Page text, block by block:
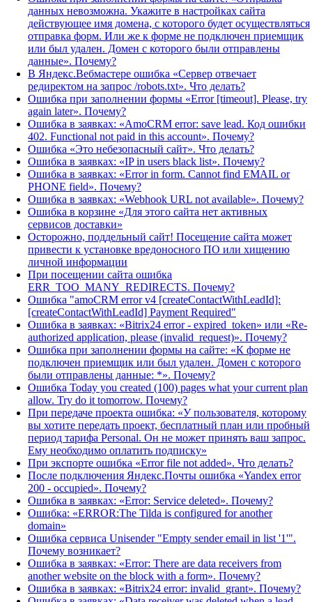
данных невозможна. Укажите в настройках сайта
действующее имя домена, с которого будет осуществляться
отправка форм. Или же к форме не подключен приемщик
или был удален. Домен с которого были отправлены
данные». Почему?
В Яндекс.Вебмастере ошибка «Сервер отвечает
редиректом на запрос /robots.txt». Что делать?
Ошибка при заполнении формы «Error [timeout]. Please, try
again later». Почему?
Ошибка в заявках: «AmoCRM error: save lead. Код ошибки
402. Functional not paid in this account». Почему?
Ошибка «Это небезопасный сайт». Что делать?
Ошибка в заявках: «IP in users black list». Почему?
Ошибка в заявках: «Error in form. Cannot find EMAIL or
PHONE field». Почему?
Ошибка в заявках: «Webhook URL not available». Почему?
Ошибка в корзине «Для этого сайта нет активных
сервисов доставки»
Осторожно, поддельный сайт! Посещение сайта может
привести к установке вредоносного ПО или хищению
личной информации
При посещении сайта ошибка
ERR_TOO_MANY_REDIRECTS. Почему?
Ошибка "amoCRM error v4 [createContactWithLeadId]:
[createContactWithLeadId] Payment Required"
Ошибка в заявках: «Bitrix24 error - expired_token» или «Re-
authorized application, please (invalid_request)». Почему?
Ошибка при заполнении формы на сайте: «К форме не
подключен приемщик или был удален. Домен с которого
были отправлены данные: *». Почему?
Ошибка Today you created (100) pages what your current plan
allow. Try do it tomorrow. Почему?
При передаче проекта ошибка: «У пользователя, которому
вы хотите передать проект, бесплатный план или пробный
период тарифа Personal. Он не может принять ваш запрос.
Ему необходимо оплатить подписку»
При экспорте ошибка «Error file not added». Что делать?
После подключения Яндекс.Почты ошибка «Yandex error
200 - occupied». Почему?
Ошибка в заявках: «Error: Service deleted». Почему?
Ошибка: «ERROR:The Tilda is configured for another
domain»
Ошибка сервиса Unisender "Empty sender email in list '1'".
Почему возникает?
Ошибка в заявках: «Error: There are data receivers from
another website on the block with a form». Почему?
Ошибка в заявках: «Bitrix24 error: invalid_grant». Почему?